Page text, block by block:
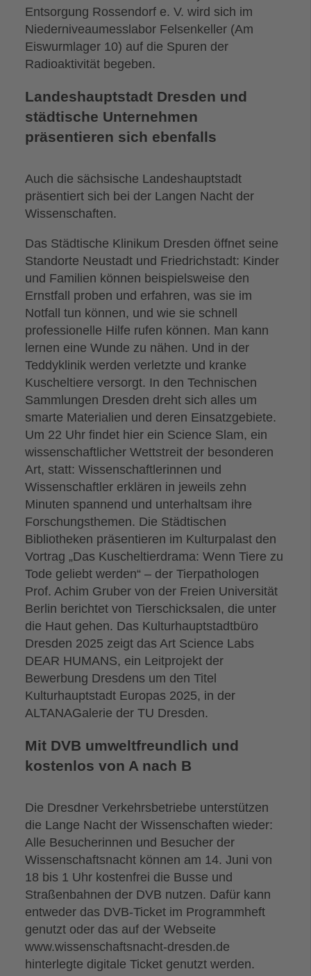
Entsorgung Rossendorf e. V. wird sich im
Niederniveaumesslabor Felsenkeller (Am
Eiswurmlager 10) auf die Spuren der
Radioaktivität begeben.
Landeshauptstadt Dresden und
städtische Unternehmen
präsentieren sich ebenfalls
Auch die sächsische Landeshauptstadt
präsentiert sich bei der Langen Nacht der
Wissenschaften.
Das Städtische Klinikum Dresden öffnet seine
Standorte Neustadt und Friedrichstadt: Kinder
und Familien können beispielsweise den
Ernstfall proben und erfahren, was sie im
Notfall tun können, und wie sie schnell
professionelle Hilfe rufen können. Man kann
lernen eine Wunde zu nähen. Und in der
Teddyklinik werden verletzte und kranke
Kuscheltiere versorgt. In den Technischen
Sammlungen Dresden dreht sich alles um
smarte Materialien und deren Einsatzgebiete.
Um 22 Uhr findet hier ein Science Slam, ein
wissenschaftlicher Wettstreit der besonderen
Art, statt: Wissenschaftlerinnen und
Wissenschaftler erklären in jeweils zehn
Minuten spannend und unterhaltsam ihre
Forschungsthemen. Die Städtischen
Bibliotheken präsentieren im Kulturpalast den
Vortrag „Das Kuscheltierdrama: Wenn Tiere zu
Tode geliebt werden“ – der Tierpathologen
Prof. Achim Gruber von der Freien Universität
Berlin berichtet von Tierschicksalen, die unter
die Haut gehen. Das Kulturhauptstadtbüro
Dresden 2025 zeigt das Art Science Labs
DEAR HUMANS, ein Leitprojekt der
Bewerbung Dresdens um den Titel
Kulturhauptstadt Europas 2025, in der
ALTANAGalerie der TU Dresden.
Mit DVB umweltfreundlich und
kostenlos von A nach B
Die Dresdner Verkehrsbetriebe unterstützen
die Lange Nacht der Wissenschaften wieder:
Alle Besucherinnen und Besucher der
Wissenschaftsnacht können am 14. Juni von
18 bis 1 Uhr kostenfrei die Busse und
Straßenbahnen der DVB nutzen. Dafür kann
entweder das DVB-Ticket im Programmheft
genutzt oder das auf der Webseite
www.wissenschaftsnacht-dresden.de
hinterlegte digitale Ticket genutzt werden.